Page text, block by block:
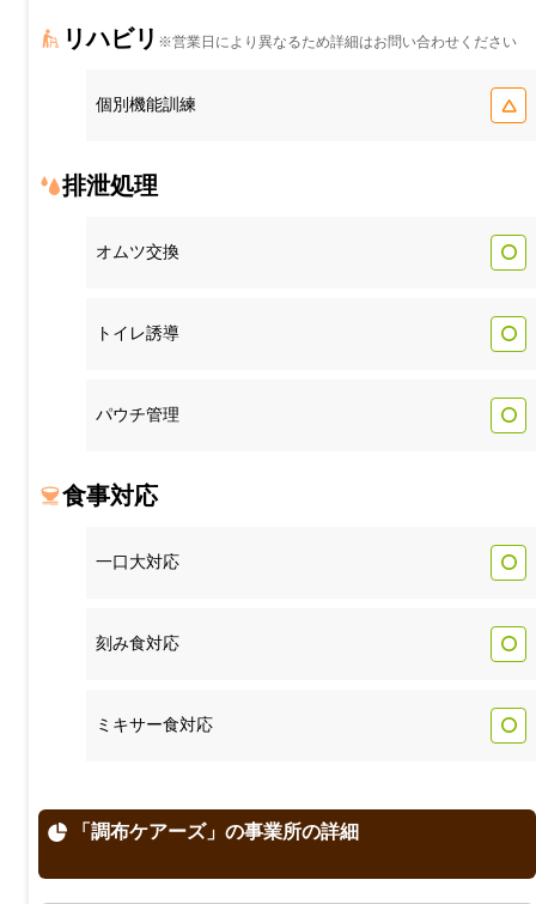
リハビリ ※営業日により異なるため詳細はお問い合わせください
個別機能訓練
排泄処理
オムツ交換
トイレ誘導
パウチ管理
食事対応
一口大対応
刻み食対応
ミキサー食対応
「調布ケアーズ」の事業所の詳細